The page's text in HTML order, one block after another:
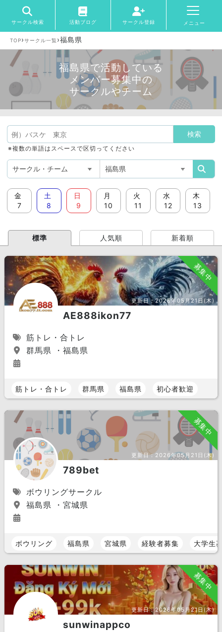
サークル検索 活動ブログ サークル登録 メニュー
TOP›サークル一覧 ›福島県
福島県で活動している
メンバー募集中の
サークルやチーム
※複数の単語はスペースで区切ってください
金
7
土
8
日
9
月
10
火
11
水
12
木
13
標準 人気順 新着順
募集中
更新日：2026年05月21日(木)
AE888ikon77
筋トレ・合トレ
群馬県 ・福島県
筋トレ・合トレ 群馬県 福島県 初心者歓迎
募集中
更新日： 2026年05月21日(木)
789bet
ボウリングサークル
福島県 ・宮城県
ボウリング 福島県 宮城県 経験者募集 大学生
募集中
更新日： 2026年05月21日(木)
sunwinappco